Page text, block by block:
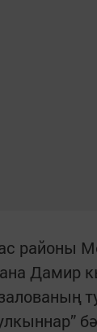
районы
Дамир